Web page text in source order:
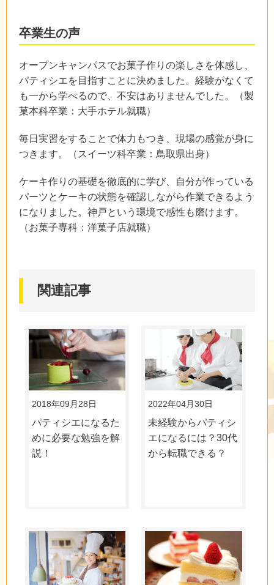
卒業生の声
オープンキャンパスでお菓子作りの楽しさを体感し、
パティシエを目指すことに決めました。経験がなくて
も一から学べるので、不安はありませんでした。（製
菓本科卒業：大手ホテル就職）
毎日実習をすることで体力もつき、現場の感覚が身に
つきます。（スイーツ科卒業：鳥取県出身）
ケーキ作りの基礎を徹底的に学び、自分が作っている
パーツとケーキの状態を確認しながら作業できるよう
になりました。神戸という環境で感性も磨けます。
（お菓子専科：洋菓子店就職）
関連記事
2018年09月28日
パティシエになるた
めに必要な勉強を解
説！
2022年04月30日
未経験からパティシ
エになるには？30代
から転職できる？